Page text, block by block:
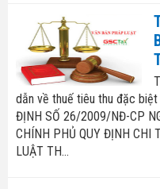
dẫn về thuế tiêu thu đặc biệt
ĐỊNH SỐ 26/2009/NĐ-CP
CHÍNH PHỦ QUY ĐỊNH CHI
LUẬT TH...